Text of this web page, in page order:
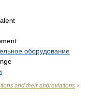
оборудование
and their abbreviations >